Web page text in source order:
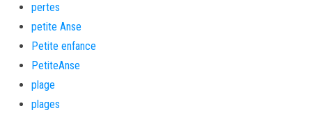
pertes
petite Anse
Petite enfance
PetiteAnse
plage
plages